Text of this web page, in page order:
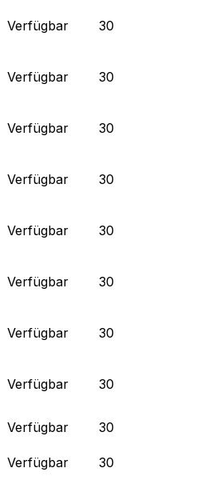
Verfügbar 30
Verfügbar 30
Verfügbar 30
Verfügbar 30
Verfügbar 30
Verfügbar 30
Verfügbar 30
Verfügbar 30
Verfügbar
30
Verfügbar
30